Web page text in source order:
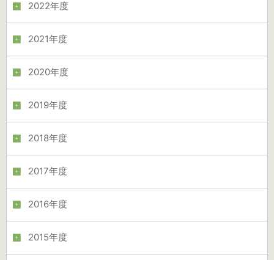
2022年度
2021年度
2020年度
2019年度
2018年度
2017年度
2016年度
2015年度